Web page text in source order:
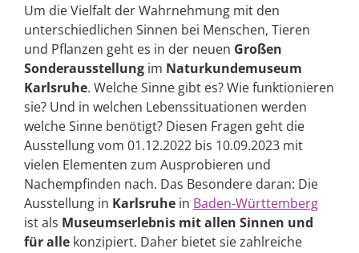
Um die Vielfalt der Wahrnehmung mit den
unterschiedlichen Sinnen bei Menschen, Tieren
und Pflanzen geht es in der neuen Großen
Sonderausstellung im Naturkundemuseum
Karlsruhe. Welche Sinne gibt es? Wie funktionieren
sie? Und in welchen Lebenssituationen werden
welche Sinne benötigt? Diesen Fragen geht die
Ausstellung vom 01.12.2022 bis 10.09.2023 mit
vielen Elementen zum Ausprobieren und
Nachempfinden nach. Das Besondere daran: Die
Ausstellung in Karlsruhe in Baden-Württemberg
ist als Museumserlebnis mit allen Sinnen und
für alle konzipiert. Daher bietet sie zahlreiche